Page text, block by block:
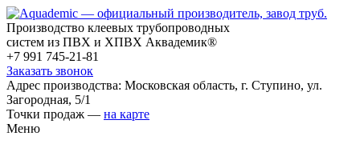
Производство клеевых трубопроводных
систем из ПВХ и ХПВХ Аквадемик®
+7 991 745-21-81
Заказать звонок
Адрес производства: Московская область, г. Ступино, ул.
Загородная, 5/1
Точки продаж — на карте
Меню